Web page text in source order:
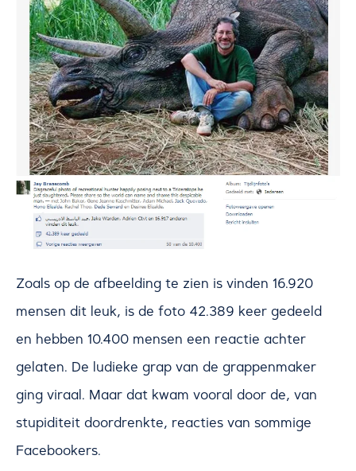
Zoals op de afbeelding te zien is vinden 16.920
mensen dit leuk, is de foto 42.389 keer gedeeld
en hebben 10.400 mensen een reactie achter
gelaten. De ludieke grap van de grappenmaker
ging viraal. Maar dat kwam vooral door de, van
stupiditeit doordrenkte, reacties van sommige
Facebookers.